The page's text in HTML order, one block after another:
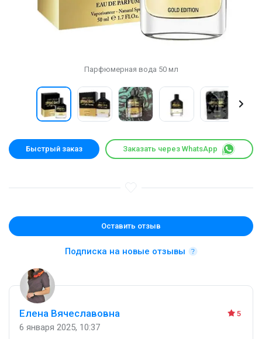
Парфюмерная вода 50 мл
Быстрый заказ Заказать через WhatsApp
Оставить отзыв
Подписка на новые отзывы
5
Елена Вячеславовна
6 января 2025, 10:37